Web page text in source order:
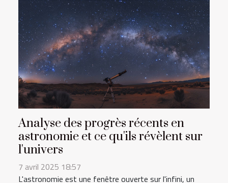
Analyse des progrès récents en
astronomie et ce qu'ils révèlent sur
l'univers
7 avril 2025 18:57
L'astronomie est une fenêtre ouverte sur l'infini, un